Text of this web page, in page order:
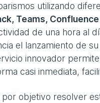
utilizando
Teams,
de una hora al
el lanzamiento de
innovador
casi inmediata,
por objetivo resolver